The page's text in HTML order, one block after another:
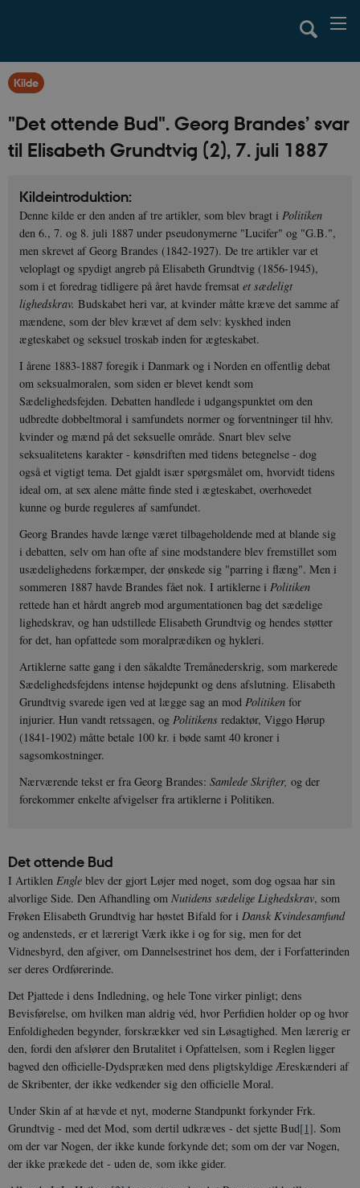
Kilde
"Det ottende Bud". Georg Brandes’ svar
til Elisabeth Grundtvig (2), 7. juli 1887
Kildeintroduktion:
Denne kilde er den anden af tre artikler, som blev bragt iPolitiken
den 6., 7. og 8. juli 1887 under pseudonymerne "Lucifer" og "G.B.",
men skrevet af Georg Brandes (1842-1927). De tre artikler var et
veloplagt og spydigt angreb på Elisabeth Grundtvig (1856-1945),
som i et foredrag tidligere på året havde fremsatet sædeligt
lighedskrav.Budskabet heri var, at kvinder måtte kræve det samme af
mændene, som der blev krævet af dem selv: kyskhed inden
ægteskabet og seksuel troskab inden for ægteskabet.
I årene 1883-1887 foregik i Danmark og i Norden en offentlig debat
om seksualmoralen, som siden er blevet kendt som
Sædelighedsfejden. Debatten handlede i udgangspunktet om den
udbredte dobbeltmoral i samfundets normer og forventninger til hhv.
kvinder og mænd på det seksuelle område. Snart blev selve
seksualitetens karakter - kønsdriften med tidens betegnelse - dog
også et vigtigt tema. Det gjaldt især spørgsmålet om, hvorvidt tidens
ideal om, at sex alene måtte finde sted i ægteskabet, overhovedet
kunne og burde reguleres af samfundet.
Georg Brandes havde længe været tilbageholdende med at blande sig
i debatten, selv om han ofte af sine modstandere blev fremstillet som
usædelighedens forkæmper, der ønskede sig "parring i flæng". Men i
sommeren 1887 havde Brandes fået nok. I artiklerne iPolitiken
rettede han et hårdt angreb mod argumentationen bag det sædelige
lighedskrav, og han udstillede Elisabeth Grundtvig og hendes støtter
for det, han opfattede som moralprædiken og hykleri.
Artiklerne satte gang i den såkaldte Tremånederskrig, som markerede
Sædelighedsfejdens intense højdepunkt og dens afslutning. Elisabeth
Grundtvig svarede igen ved at lægge sag an modPolitikenfor
injurier. Hun vandt retssagen, ogPolitikens redaktør, Viggo Hørup
(1841-1902) måtte betale 100 kr. i bøde samt 40 kroner i
sagsomkostninger.
Nærværende tekst er fra Georg Brandes:Samlede Skrifter,og der
forekommer enkelte afvigelser fra artiklerne i Politiken.
Det ottende Bud
I Artiklen Engle blev der gjort Løjer med noget, som dog ogsaa har sin
alvorlige Side. Den Afhandling om Nutidens sædelige Lighedskrav, som
Frøken Elisabeth Grundtvig har høstet Bifald for i Dansk Kvindesamfund
og andensteds, er et lærerigt Værk ikke i og for sig, men for det
Vidnesbyrd, den afgiver, om Dannelsestrinet hos dem, der i Forfatterinden
ser deres Ordførerinde.
Det Pjattede i dens Indledning, og hele Tone virker pinligt; dens
Bevisførelse, om hvilken man aldrig véd, hvor Perfidien holder op og hvor
Enfoldigheden begynder, forskrækker ved sin Løsagtighed. Men lærerig er
den, fordi den afslører den Brutalitet i Opfattelsen, som i Reglen ligger
bagved den officielle-Dydspræken med dens pligtskyldige Æreskænderi af
de Skribenter, der ikke vedkender sig den officielle Moral.
Under Skin af at hævde et nyt, moderne Standpunkt forkynder Frk.
Grundtvig - med det Mod, som dertil udkræves - det sjette Bud[1]. Som
om der var Nogen, der ikke kunde forkynde det; som om der var Nogen,
der ikke prækede det - uden de, som ikke gider.